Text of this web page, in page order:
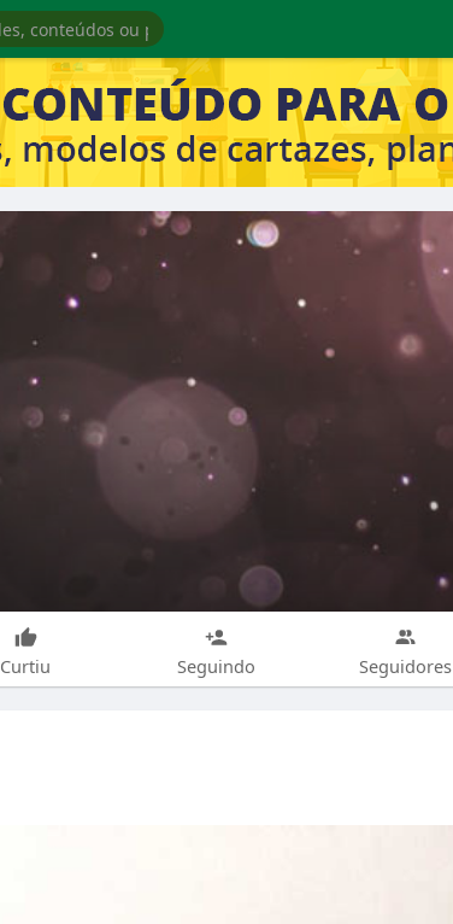
Curtiu Seguindo Seguidores